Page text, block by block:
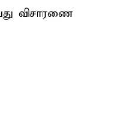
விசாரணை